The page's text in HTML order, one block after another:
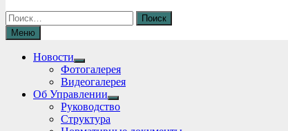
Найти:
Меню
Новости
Show
sub
menu
Фотогалерея
Видеогалерея
Об Управлении
Show
sub
Руководство
Структура